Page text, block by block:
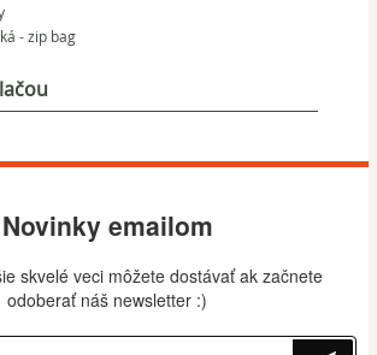
- zip bag
Novinky emailom
skvelé veci môžete dostávať ak začnete
odoberať náš newsletter :)